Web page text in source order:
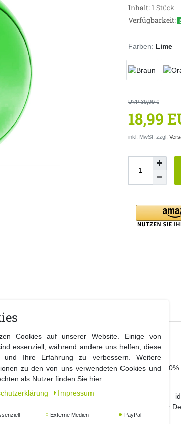
Inhalt:1 Stück
Verfügbarkeit:
Farben: Lime
UVP 39,99 €
18,99
inkl. MwSt. zzgl.
von Ø30 cm –
große Weihnachtskugel aus hochwertigem 100%
stilvoll zu schmücken.
gegen Wind, Regen und Schnee –
und setzt beeindruckende Akzente in Ihrer
Weihnachtsdekoration eine besondere Note.
Cookies auf unserer Website. Einige von
essenziell, während andere uns helfen, diese
und Ihre Erfahrung zu verbessern. Weitere
zu den von uns verwendeten Cookies und
als Nutzer finden Sie hier:
Impressum
Externe Medien PayPal